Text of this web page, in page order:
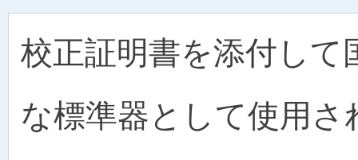
校正証明書を添付し
な標準器として使用